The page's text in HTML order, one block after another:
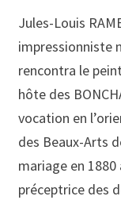
Jules-Louis
impressionniste
rencontra le
hôte des
vocation en
des Beaux-Arts
mariage en
préceptrice des